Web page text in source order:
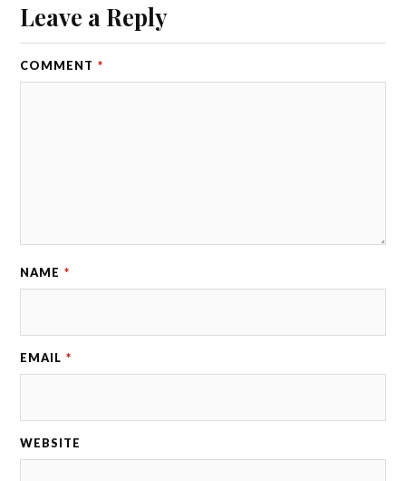
Leave a Reply
COMMENT *
NAME *
EMAIL *
WEBSITE